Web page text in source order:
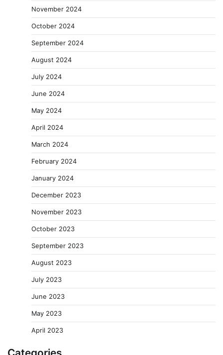
November 2024
October 2024
September 2024
August 2024
July 2024
June 2024
May 2024
April 2024
March 2024
February 2024
January 2024
December 2023
November 2023
October 2023
September 2023
August 2023
July 2023
June 2023
May 2023
April 2023